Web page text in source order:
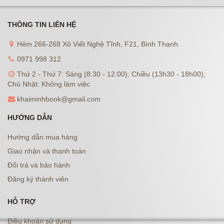
THÔNG TIN LIÊN HỆ
Hẻm 266-268 Xô Viết Nghệ Tĩnh, F21, Bình Thạnh.
0971 998 312
Thứ 2 - Thứ 7: Sáng (8:30 - 12:00); Chiều (13h30 - 18h00);
Chủ Nhật: Không làm việc
khaiminhbook@gmail.com
HƯỚNG DẪN
Hướng dẫn mua hàng
Giao nhận và thanh toán
Đổi trả và bảo hành
Đăng ký thành viên
HỖ TRỢ
Điều khoản sử dụng